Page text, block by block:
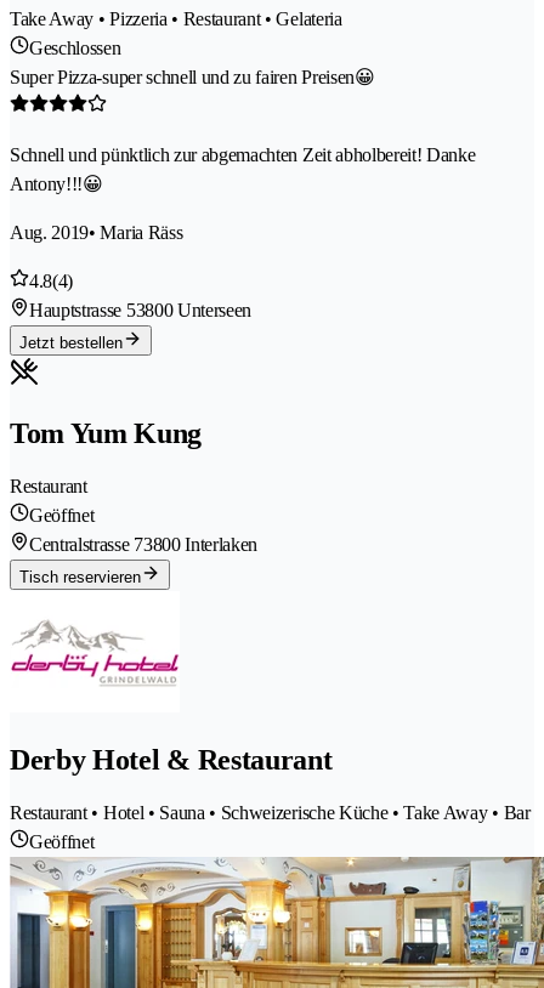
Take Away • Pizzeria • Restaurant • Gelateria
Geschlossen
Super Pizza-super schnell und zu fairen Preisen😀
Schnell und pünktlich zur abgemachten Zeit abholbereit! Danke
Antony!!!😀
Aug. 2019• Maria Räss
4.8(4)
Hauptstrasse 53800 Unterseen
Jetzt bestellen
Tom Yum Kung
Restaurant
Geöffnet
Centralstrasse 73800 Interlaken
Tisch reservieren
Derby Hotel & Restaurant
Restaurant • Hotel • Sauna • Schweizerische Küche • Take Away • Bar
Geöffnet